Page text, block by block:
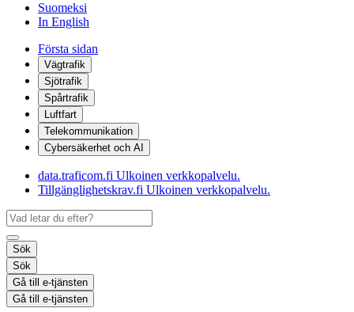
Suomeksi
In English
Första sidan
Vägtrafik
Sjötrafik
Spårtrafik
Luftfart
Telekommunikation
Cybersäkerhet och AI
data.traficom.fi Ulkoinen verkkopalvelu.
Tillgänglighetskrav.fi Ulkoinen verkkopalvelu.
Sök
Sök
Gå till e-tjänsten
Gå till e-tjänsten